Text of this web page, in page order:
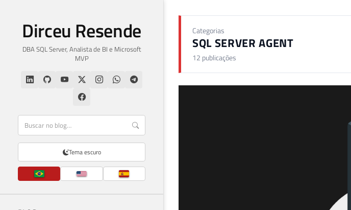
Dirceu Resende
DBA SQL Server, Analista de BI e Microsoft
MVP
Tema escuro
Categorias
SQL SERVER AGENT
12 publicações